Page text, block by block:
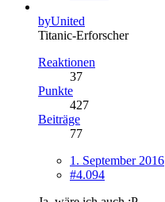
byUnited
Titanic-Erforscher
Reaktionen
37
Punkte
427
Beiträge
77
1. September 2016
#4.094